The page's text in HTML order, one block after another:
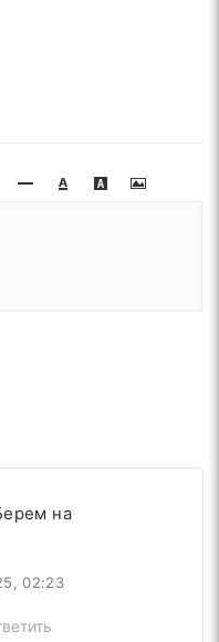
на
02:23